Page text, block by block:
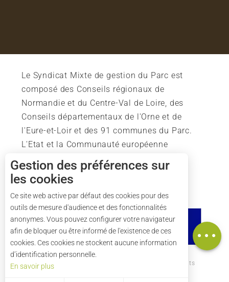
Horaires
Carte
Le Syndicat Mixte de gestion du Parc est
composé des Conseils régionaux de
Normandie et du Centre-Val de Loire, des
Conseils départementaux de l'Orne et de
l'Eure-et-Loir et des 91 communes du Parc.
L'Etat et la Communauté européenne
soutiennent également l'action du Parc.
Comment venir ? Crédits
Gestion des préférences sur
les cookies
Ce site web active par défaut des cookies pour des
outils de mesure d'audience et des fonctionnalités
anonymes. Vous pouvez configurer votre navigateur
afin de bloquer ou être informé de l'existence de ces
cookies. Ces cookies ne stockent aucune information
d’identification personnelle.
En savoir plus